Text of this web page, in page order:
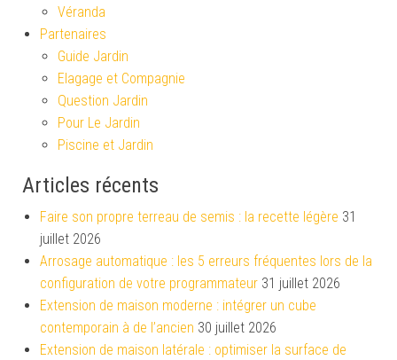
Véranda
Partenaires
Guide Jardin
Elagage et Compagnie
Question Jardin
Pour Le Jardin
Piscine et Jardin
Articles récents
Faire son propre terreau de semis : la recette légère 31
juillet 2026
Arrosage automatique : les 5 erreurs fréquentes lors de la
configuration de votre programmateur 31 juillet 2026
Extension de maison moderne : intégrer un cube
contemporain à de l’ancien 30 juillet 2026
Extension de maison latérale : optimiser la surface de